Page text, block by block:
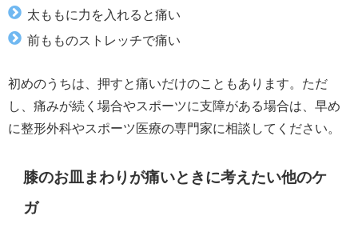
太ももに力を入れると痛い
前もものストレッチで痛い
初めのうちは、押すと痛いだけのこともあります。ただ
し、痛みが続く場合やスポーツに支障がある場合は、早め
に整形外科やスポーツ医療の専門家に相談してください。
膝のお皿まわりが痛いときに考えたい他のケ
ガ